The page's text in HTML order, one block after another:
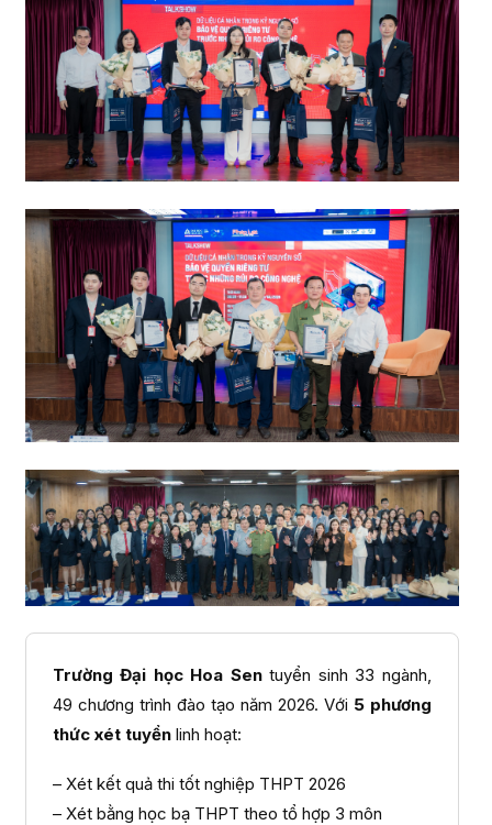
Trường Đại học Hoa Sentuyển sinh 33 ngành,
49 chương trình đào tạo năm 2026. Với 5 phương
thức xét tuyểnlinh hoạt:
– Xét kết quả thi tốt nghiệp THPT 2026
– Xét bằng học bạ THPT theo tổ hợp 3 môn